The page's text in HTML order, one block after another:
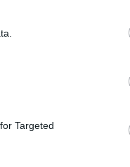
Targeted
i verdenscupen
veldig spent, og
faktisk er en
ikke satt meg noen